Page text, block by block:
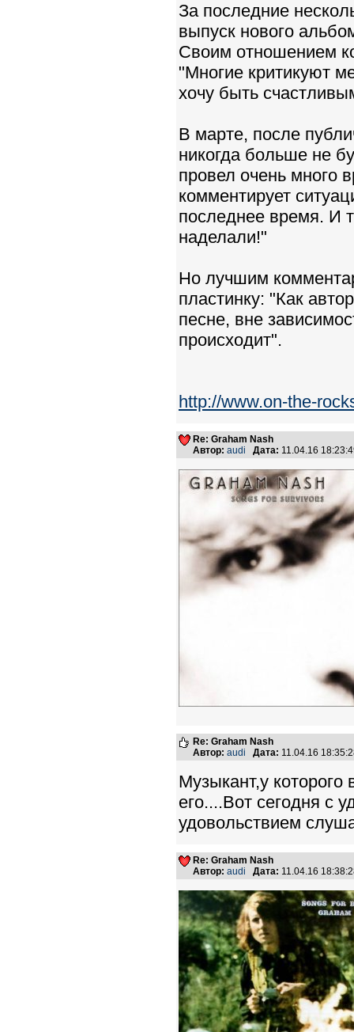
За последние
выпуск нового
Своим отношением
"Многие критикуют
хочу быть
В марте, после
никогда больше не
провел очень много
комментирует
последнее время. И
наделали!"
Но лучшим
пластинку: "Как
песне, вне
происходит".
http://www.on-the-
Re: Graham Nash
Автор: audi Дата: 11.04.16
Re: Graham Nash
Автор: audi Дата: 11.04.16
Музыкант,у
его....Вот сегодня с
удовольствием
Re: Graham Nash
Автор: audi Дата: 11.04.16